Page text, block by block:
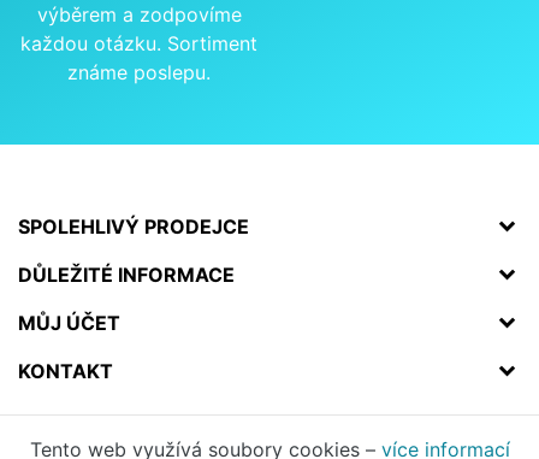
výběrem a zodpovíme
každou otázku. Sortiment
známe poslepu.
SPOLEHLIVÝ PRODEJCE
DŮLEŽITÉ INFORMACE
MŮJ ÚČET
KONTAKT
Tento web využívá soubory cookies – více informací